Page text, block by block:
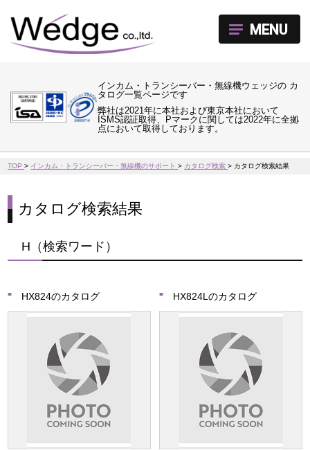
インカム・トランシーバー・無線機ウェッジの カ
タログ一覧ページです
弊社は2021年に本社および東京本社において
ISMS認証取得、Pマークに関しては2022年に全拠
点において取得しております。
MENU
TOP> インカム・トランシーバー・無線機のサポート> カタログ検索> カタログ検索結果
カタログ検索結果
H（検索ワード）
HX824のカタログ HX824Lのカタログ